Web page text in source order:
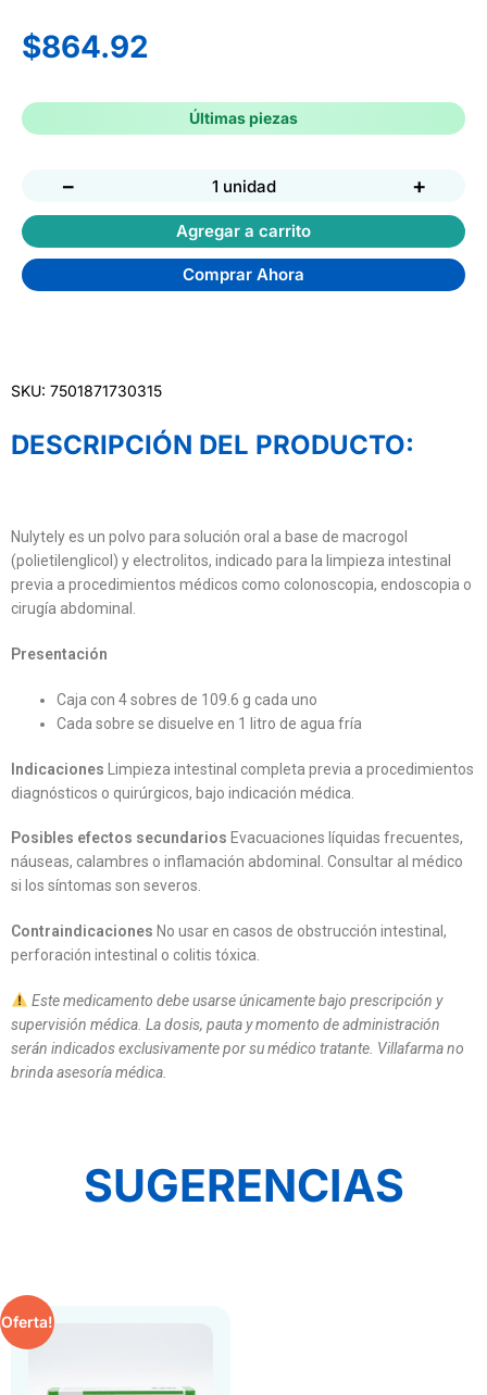
$864.92
Últimas piezas
− 1 unidad +
Agregar a carrito
Comprar Ahora
SKU: 7501871730315
DESCRIPCIÓN DEL PRODUCTO:
Nulytely es un polvo para solución oral a base de macrogol
(polietilenglicol) y electrolitos, indicado para la limpieza intestinal
previa a procedimientos médicos como colonoscopia, endoscopia o
cirugía abdominal.
Presentación
Caja con 4 sobres de 109.6 g cada uno
Cada sobre se disuelve en 1 litro de agua fría
Indicaciones Limpieza intestinal completa previa a procedimientos
diagnósticos o quirúrgicos, bajo indicación médica.
Posibles efectos secundarios Evacuaciones líquidas frecuentes,
náuseas, calambres o inflamación abdominal. Consultar al médico
si los síntomas son severos.
Contraindicaciones No usar en casos de obstrucción intestinal,
perforación intestinal o colitis tóxica.
Este medicamento debe usarse únicamente bajo prescripción y
supervisión médica. La dosis, pauta y momento de administración
serán indicados exclusivamente por su médico tratante. Villafarma no
brinda asesoría médica.
SUGERENCIAS
Oferta!